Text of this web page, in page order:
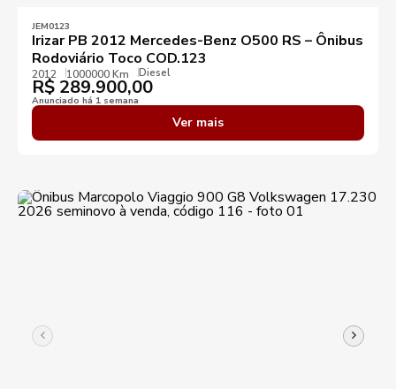
JEM0123
Irizar PB 2012 Mercedes-Benz O500 RS – Ônibus
Rodoviário Toco COD.123
2012 1000000 Km Diesel
R$ 289.900,00
Anunciado há 1 semana
Ver mais